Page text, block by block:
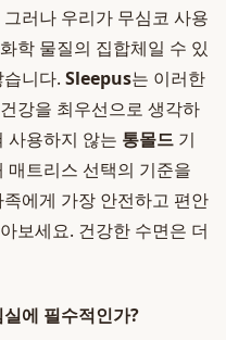
러나 우리가 무심코 사용
학 물질의 집합체일 수 있
니다. Sleepus는 이러한
강을 최우선으로 생각하
사용하지 않는 통몰드 기
매트리스 선택의 기준을
에게 가장 안전하고 편안
보세요. 건강한 수면은 더
에 필수적인가?